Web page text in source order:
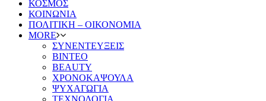
ΚΟΣΜΟΣ
ΚΟΙΝΩΝΙΑ
ΠΟΛΙΤΙΚΗ – ΟΙΚΟΝΟΜΙΑ
MORE
ΣΥΝΕΝΤΕΥΞΕΙΣ
ΒΙΝΤΕΟ
BEAUTY
ΧΡΟΝΟΚΑΨΟΥΛΑ
ΨΥΧΑΓΩΓΙΑ
ΤΕΧΝΟΛΟΓΙΑ